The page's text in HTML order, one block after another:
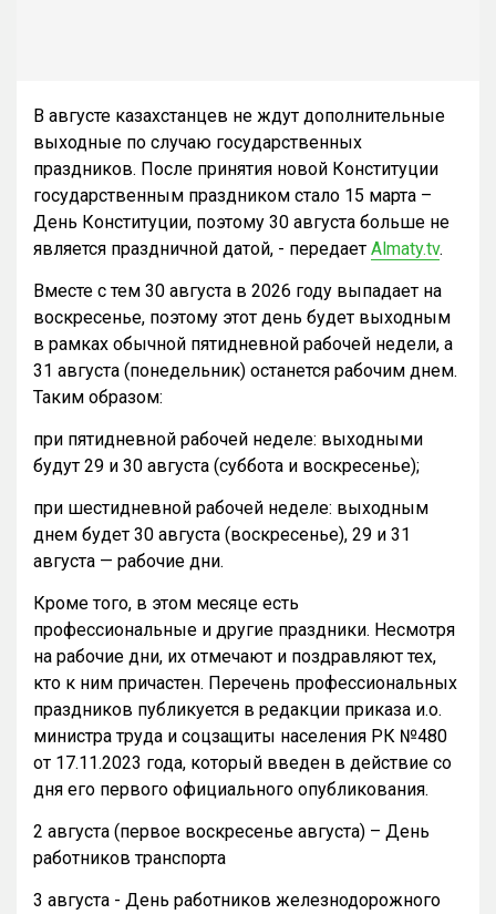
В августе казахстанцев не ждут дополнительные
выходные по случаю государственных
праздников. После принятия новой Конституции
государственным праздником стало 15 марта –
День Конституции, поэтому 30 августа больше не
является праздничной датой, - передает Almaty.tv.
Вместе с тем 30 августа в 2026 году выпадает на
воскресенье, поэтому этот день будет выходным
в рамках обычной пятидневной рабочей недели, а
31 августа (понедельник) останется рабочим днем.
Таким образом:
при пятидневной рабочей неделе: выходными
будут 29 и 30 августа (суббота и воскресенье);
при шестидневной рабочей неделе: выходным
днем будет 30 августа (воскресенье), 29 и 31
августа — рабочие дни.
Кроме того, в этом месяце есть
профессиональные и другие праздники. Несмотря
на рабочие дни, их отмечают и поздравляют тех,
кто к ним причастен. Перечень профессиональных
праздников публикуется в редакции приказа и.о.
министра труда и соцзащиты населения РК №480
от 17.11.2023 года, который введен в действие со
дня его первого официального опубликования.
2 августа (первое воскресенье августа) – День
работников транспорта
3 августа - День работников железнодорожного